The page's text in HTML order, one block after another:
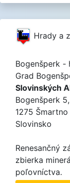
Hrady a
Bogenšperk -
Grad
Slovinských
Bogenšperk 5,
1275
Slovinsko
Renesančný
zbierka
poľovníctva.